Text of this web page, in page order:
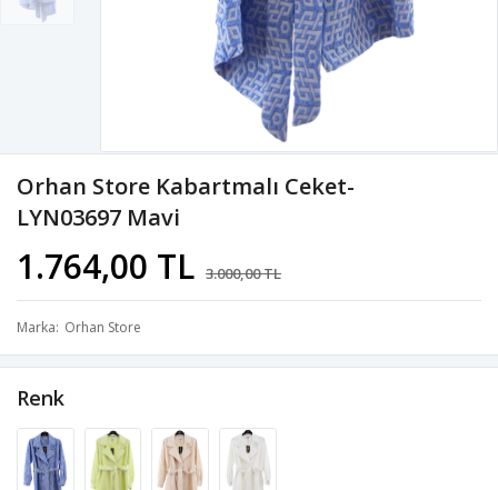
Orhan Store Kabartmalı Ceket-
LYN03697 Mavi
1.764,00 TL 3.000,00 TL
Marka Orhan Store
Renk